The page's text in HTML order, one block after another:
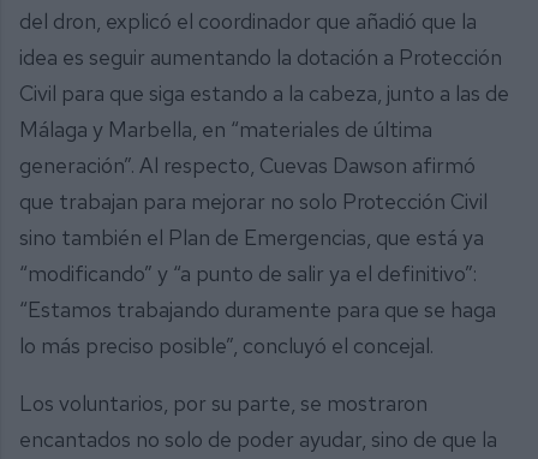
del dron, explicó el coordinador que añadió que la
idea es seguir aumentando la dotación a Protección
Civil para que siga estando a la cabeza, junto a las de
Málaga y Marbella, en “materiales de última
generación”. Al respecto, Cuevas Dawson afirmó
que trabajan para mejorar no solo Protección Civil
sino también el Plan de Emergencias, que está ya
“modificando” y “a punto de salir ya el definitivo”:
“Estamos trabajando duramente para que se haga
lo más preciso posible”, concluyó el concejal.
Los voluntarios, por su parte, se mostraron
encantados no solo de poder ayudar, sino de que la